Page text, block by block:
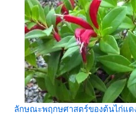
ลักษณะพฤกษศาสตร์ของต้นไก่แด